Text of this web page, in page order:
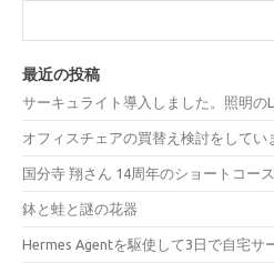
最近の投稿
サーキュライト導入しました。照明の
オフィスチェアの買替え検討をしてい
国分寺 翔さん 14周年のショートコー
鉢と蛙と謎の花器
Hermes Agentを駆使して3日で自宅サ